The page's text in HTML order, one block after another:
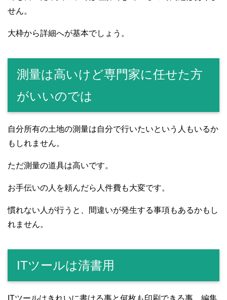
せん。
大枠から詳細へが基本でしょう。
測量は高いけど専門家に任せた方
がいいのでは
自分所有の土地の測量は自分で行いたいという人もいるか
もしれません。
ただ測量の道具は高いです。
お手伝いの人を頼んだら人件費も大変です。
慣れない人が行うと、間違いが発生する事項もあるかもし
れません。
ITツールは清書用